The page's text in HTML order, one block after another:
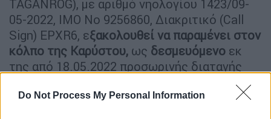
Do Not Process My Personal Information
TAGANROG), με αριθμό νηολογίου 1423/09-
05-2022, IMO Νο 9256860, Διακριτικό (Call
Sign) EPXR6, εξακολουθεί να παραμένει στον
κόλπο της Καρύστου, ως δεσμευόμενο εκ
της από 18.05.2022 προσωρινής διαταγής
της κας Προέδρου Πρωτοδικών Χαλκίδας,
με την οποία έχει ήδη απαγορευθεί ο